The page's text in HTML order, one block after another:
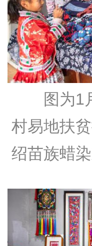
图为1
村易地扶
绍苗族蜡